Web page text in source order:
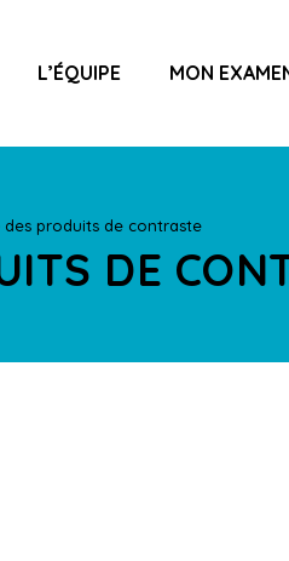
L’ÉQUIPE MON
des produits de contraste
DE